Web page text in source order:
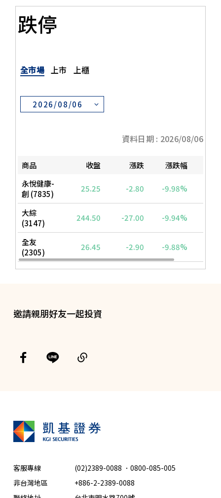
邀請親朋好友一起投資
客服專線 (02)2389-0088 ． 0800-085-005
非台灣地區
+886-2-2389-0088